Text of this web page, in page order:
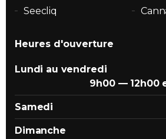
Seecliq
Heures d'ouverture
Lundi au vendredi
9h00 — 12h00
Samedi
Dimanche